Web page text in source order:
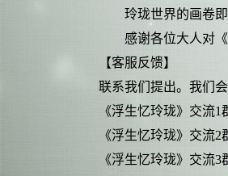
玲珑世界的画卷
感谢各位大人对
【客服反馈】
联系我们提出。我们
《浮生忆玲珑》交流1
《浮生忆玲珑》交流2
《浮生忆玲珑》交流3